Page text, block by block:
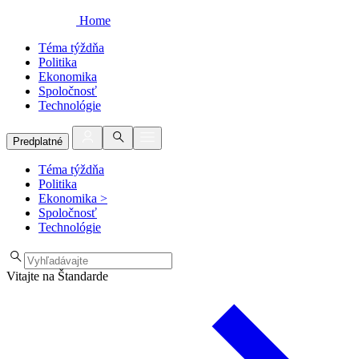
Home
Téma týždňa
Politika
Ekonomika
Spoločnosť
Technológie
Predplatné
Téma týždňa
Politika
Ekonomika >
Spoločnosť
Technológie
Vitajte na Štandarde